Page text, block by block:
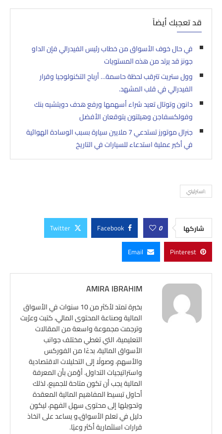
قد تعجبك أيضاً
في حال خوف الأسواق من خطاب رئيس الفيدرالي فإن الداو
جونز قد يرتد من هذه المستويات
وول ستريت تترقب لحظة حاسمة… أرباح التكنولوجيا وقرار
الفيدرالي في قلب المشهد.
دانون وتوتال تعيد شراء أسهمها ورفع هدف دويتشيه بنك
وفولكسفاجن وهيلتون يتوقعان الأفضل
جنرال موتورز تستدعي 7 ملايين سيارة بسبب الوسادة الهوائية
في أكبر عملية استدعاء للسيارات في التاريخ
:استرليني
شاركها 0
Facebook
Twitter
Pinterest
Email
AMIRA IBRAHIM
بخبرة تمتد لأكثر من 10 سنوات في الأسواق
المالية وصناعة المحتوى المالي، كتبت وعرّبت
وترجمت مجموعة واسعة من المقالات
التعليمية، التي تغطي مختلف جوانب
الأسواق المالية، بدءًا من الفوركس
والأسهم، وصولًا إلى التحليلات الاقتصادية
واستراتيجيات التداول. أؤمن بأن المعرفة
المالية يجب أن تكون متاحة للجميع، لذلك
أحاول تبسيط المفاهيم المالية المعقدة
وتحويلها إلى محتوى سهل الفهم، ليكون
دليل في تعلم الأسواق،و يساعد على اتخاذ
قرارات استثمارية أكثر وعيًا.